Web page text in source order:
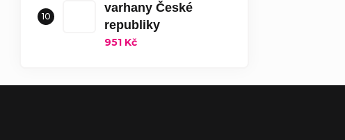
varhany České
republiky
951 Kč